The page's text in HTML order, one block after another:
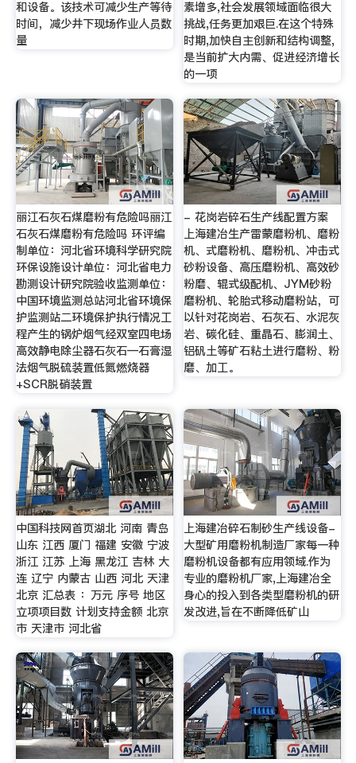
和设备。该技术可减少生产等待
时间，减少井下现场作业人员数
量
素增多,社会发展领域面临很大
挑战,任务更加艰巨.在这个特殊
时期,加快自主创新和结构调整,
是当前扩大内需、促进经济增长
的一项
丽江石灰石煤磨粉有危险吗丽江
石灰石煤磨粉有危险吗 环评编
制单位：河北省环境科学研究院
环保设施设计单位：河北省电力
勘测设计研究院验收监测单位：
中国环境监测总站河北省环境保
护监测站二环境保护执行情况工
程产生的锅炉烟气经双室四电场
高效静电除尘器石灰石—石膏湿
法烟气脱硫装置低氮燃烧器
+SCR脱硝装置
- 花岗岩碎石生产线配置方案
上海建冶生产雷蒙磨粉机、磨粉
机、式磨粉机、磨粉机、冲击式
砂粉设备、高压磨粉机、高效砂
粉磨、辊式级配机、JYM砂粉
磨粉机、轮胎式移动磨粉站，可
以针对花岗岩、石灰石、水泥灰
岩、碳化硅、重晶石、膨润土、
铝矾土等矿石粘土进行磨粉、粉
磨、加工。
中国科技网首页湖北 河南 青岛
山东 江西 厦门 福建 安徽 宁波
浙江 江苏 上海 黑龙江 吉林 大
连 辽宁 内蒙古 山西 河北 天津
北京 汇总表 ：万元 序号 地区
立项项目数 计划支持金额 北京
市 天津市 河北省
上海建冶碎石制砂生产线设备-
大型矿用磨粉机制造厂家每一种
磨粉机设备都有应用领域.作为
专业的磨粉机厂家,上海建冶全
身心的投入到各类型磨粉机的研
发改进,旨在不断降低矿山